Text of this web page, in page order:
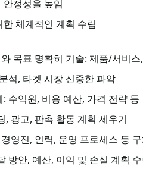
정성을 높임
체계적인 계획 수립
목표 명확히 기술: 제품/서비
석, 타겟 시장 신중한 파악
수익원, 비용 예산, 가격 전략 등
, 광고, 판촉 활동 계획 세우기
영진, 인력, 운영 프로세스 등
방안, 예산, 이익 및 손실 계획